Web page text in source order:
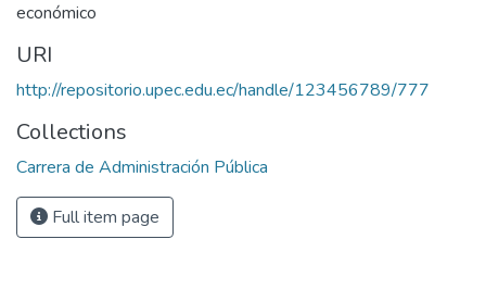
económico
URI
http://repositorio.upec.edu.ec/handle/123456789/777
Collections
Carrera de Administración Pública
Full item page